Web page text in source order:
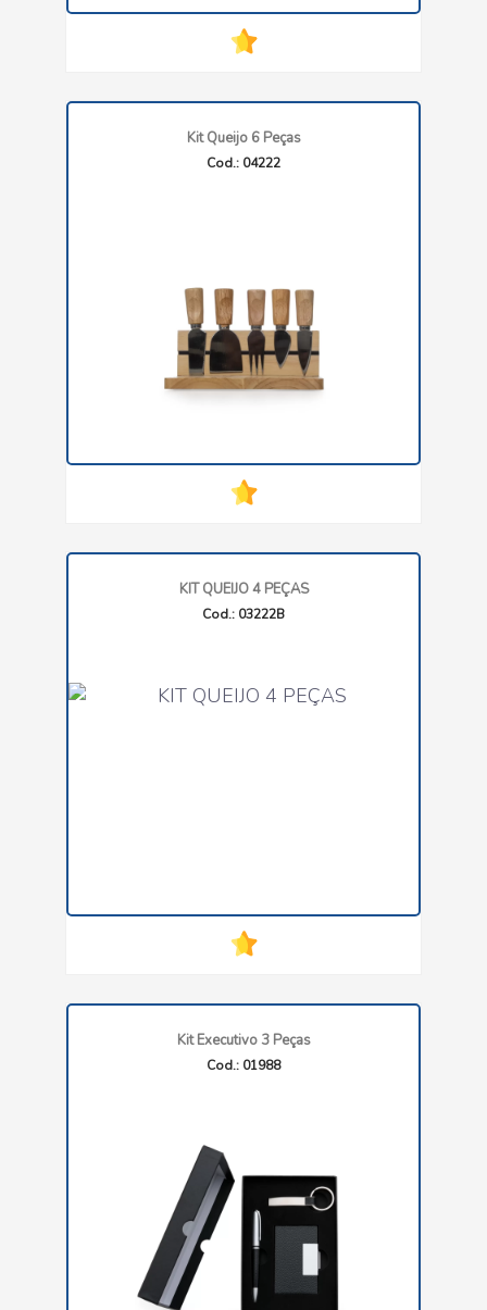
Kit Queijo 6 Peças
Cod.: 04222
KIT QUEIJO 4 PEÇAS
Cod.: 03222B
Kit Executivo 3 Peças
Cod.: 01988